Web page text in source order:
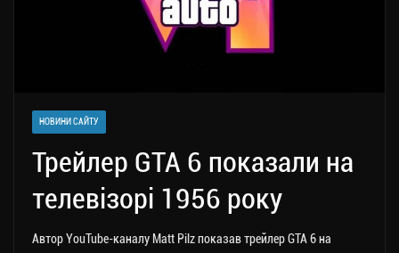
НОВИНИ САЙТУ
Трейлер GTA 6 показали на
телевізорі 1956 року
Автор YouTube-каналу Matt Pilz показав трейлер GTA 6 на